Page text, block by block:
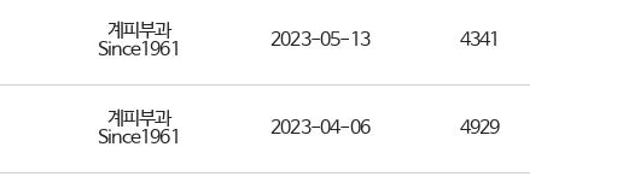
계피부과
Since1961
2023-05-13 4341
계피부과
Since1961
2023-04-06 4929